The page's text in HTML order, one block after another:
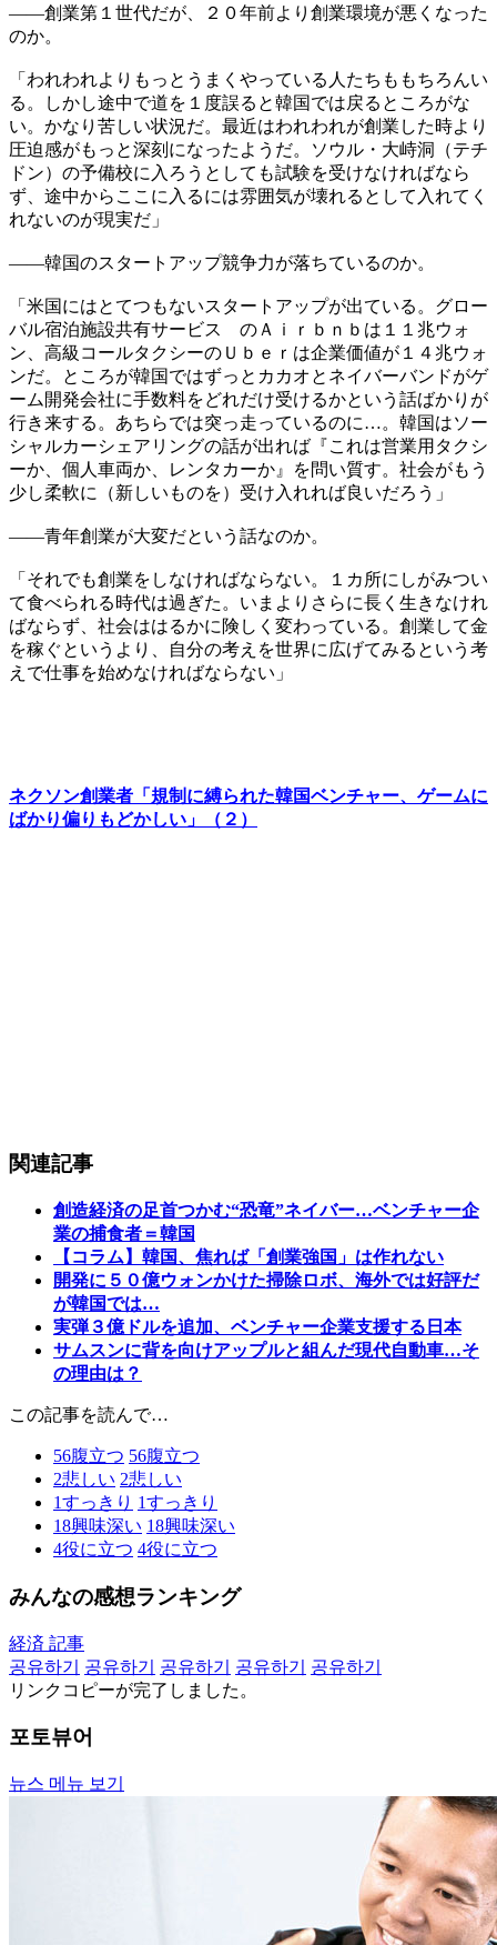
――創業第１世代だが、２０年前より創業環境が悪くなった
のか。
「われわれよりもっとうまくやっている人たちももちろんい
る。しかし途中で道を１度誤ると韓国では戻るところがな
い。かなり苦しい状況だ。最近はわれわれが創業した時より
圧迫感がもっと深刻になったようだ。ソウル・大峙洞（テチ
ドン）の予備校に入ろうとしても試験を受けなければなら
ず、途中からここに入るには雰囲気が壊れるとして入れてく
れないのが現実だ」
――韓国のスタートアップ競争力が落ちているのか。
「米国にはとてつもないスタートアップが出ている。グロー
バル宿泊施設共有サービス のＡｉｒｂｎｂは１１兆ウォ
ン、高級コールタクシーのＵｂｅｒは企業価値が１４兆ウォ
ンだ。ところが韓国ではずっとカカオとネイバーバンドがゲ
ーム開発会社に手数料をどれだけ受けるかという話ばかりが
行き来する。あちらでは突っ走っているのに…。韓国はソー
シャルカーシェアリングの話が出れば『これは営業用タクシ
ーか、個人車両か、レンタカーか』を問い質す。社会がもう
少し柔軟に（新しいものを）受け入れれば良いだろう」
――青年創業が大変だという話なのか。
「それでも創業をしなければならない。１カ所にしがみつい
て食べられる時代は過ぎた。いまよりさらに長く生きなけれ
ばならず、社会ははるかに険しく変わっている。創業して金
を稼ぐというより、自分の考えを世界に広げてみるという考
えで仕事を始めなければならない」
ネクソン創業者「規制に縛られた韓国ベンチャー、ゲームに
ばかり偏りもどかしい」（２）
関連記事
創造経済の足首つかむ“恐竜”ネイバー…ベンチャー企
業の捕食者＝韓国
【コラム】韓国、焦れば「創業強国」は作れない
開発に５０億ウォンかけた掃除ロボ、海外では好評だ
が韓国では…
実弾３億ドルを追加、ベンチャー企業支援する日本
サムスンに背を向けアップルと組んだ現代自動車…そ
の理由は？
この記事を読んで…
56腹立つ 56腹立つ
2悲しい 2悲しい
1すっきり 1すっきり
18興味深い 18興味深い
4役に立つ 4役に立つ
みんなの感想ランキング
経済 記事
공유하기
공유하기 공유하기 공유하기
공유하기
リンクコピーが完了しました。
포토뷰어
뉴스 메뉴 보기